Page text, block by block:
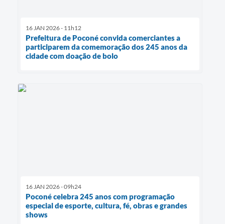
16 JAN 2026 - 11h12
Prefeitura de Poconé convida comerciantes a
participarem da comemoração dos 245 anos da
cidade com doação de bolo
16 JAN 2026 - 09h24
Poconé celebra 245 anos com programação
especial de esporte, cultura, fé, obras e grandes
shows